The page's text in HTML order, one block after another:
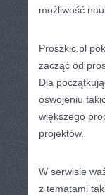
możliwość
Proszkic.pl
zacząć od
Dla
oswojeniu
większego
projektów.
W serwisie
z tematami